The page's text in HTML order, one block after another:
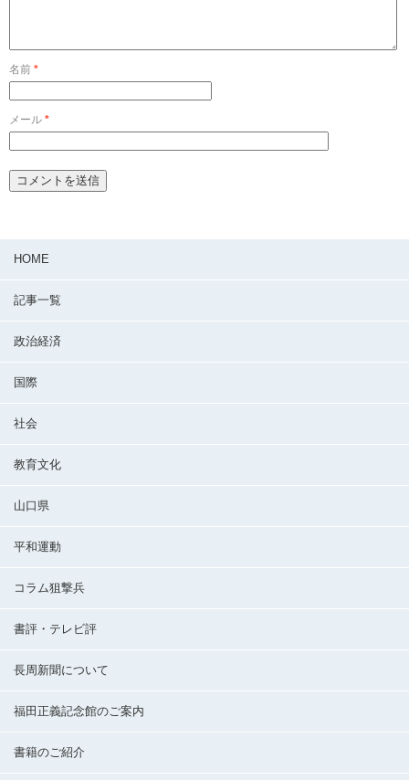
名前 *
メール *
HOME
記事一覧
政治経済
国際
社会
教育文化
山口県
平和運動
コラム狙撃兵
書評・テレビ評
長周新聞について
福田正義記念館のご案内
書籍のご紹介